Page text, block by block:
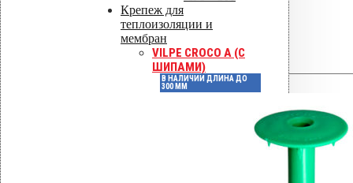
Крепеж для
теплоизоляции и
мембран
VILPE CROCO A (С
ШИПАМИ)
В НАЛИЧИИ ДЛИНА ДО
300 ММ
Ваш отзыв*
Сохранить моё имя, email и адрес